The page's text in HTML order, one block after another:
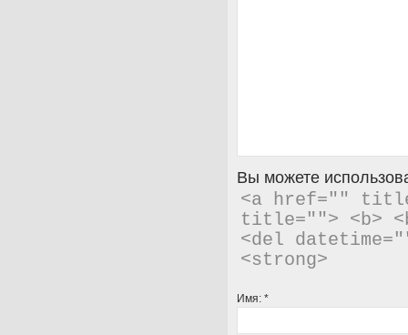
Вы можете
<a href=""
title=""> <b>
<del
<strong>
Имя: *